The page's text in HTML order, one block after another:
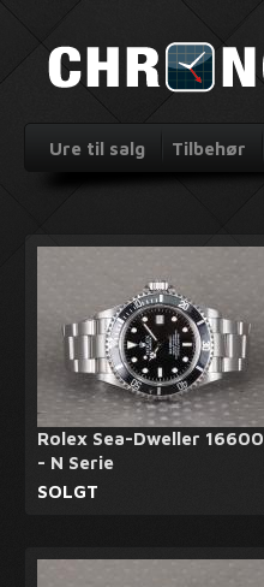
Ure til salg Tilbehør
Rolex Sea-Dweller 16600
- N Serie
SOLGT